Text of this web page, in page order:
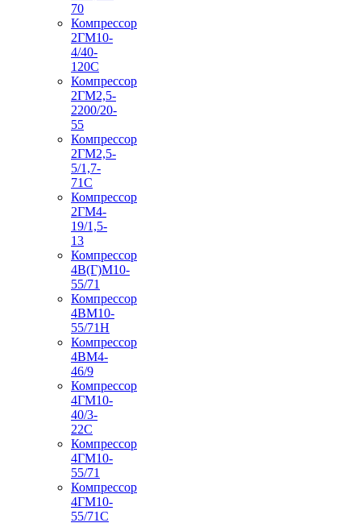
70
Компрессор
2ГМ10-
4/40-
120С
Компрессор
2ГМ2,5-
2200/20-
55
Компрессор
2ГМ2,5-
5/1,7-
71С
Компрессор
2ГМ4-
19/1,5-
13
Компрессор
4В(Г)М10-
55/71
Компрессор
4ВМ10-
55/71Н
Компрессор
4ВМ4-
46/9
Компрессор
4ГМ10-
40/3-
22С
Компрессор
4ГМ10-
55/71
Компрессор
4ГМ10-
55/71С